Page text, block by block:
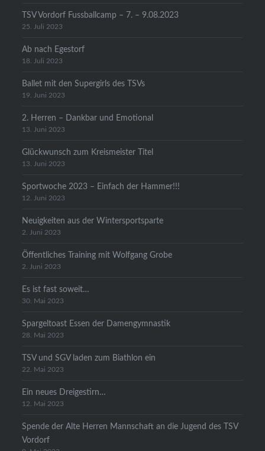
TSV Vordorf Fussballcamp – 7. – 9.08.2023
25. Juli 2023
Ab nach Egestorf
18. Juli 2023
Ballet mit den Supergirls des TSVs
19. Juni 2023
2. Herren – Dankbar und Emotional
13. Juni 2023
Glückwunsch zum Kreismeister Titel
13. Juni 2023
Sportwoche 2023 – Einfach der Hammer!!!
12. Juni 2023
Neuigkeiten aus der Wintersportsparte
2. Juni 2023
Öffentliches Training mit Wolfgang Grobe
2. Juni 2023
Es ist fast soweit…
30. Mai 2023
Spargeltoast Essen der Damengymnastik
28. Mai 2023
TSV und SGV laden zum Biathlon ein
22. Mai 2023
Ein neues Dreigestirn…
12. Mai 2023
Spende der Alte Herren Mannschaft an die Jugend des TSV
Vordorf